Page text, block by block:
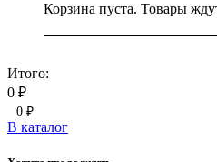
Корзина пуста. Товары
Итого:
0 ₽
0 ₽
В каталог